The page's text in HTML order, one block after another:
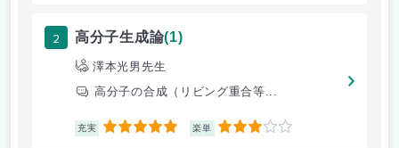
2 高分子生成論(1)
澤本光男先生
高分子の合成（リビング重合等...
充実 5 楽単 3